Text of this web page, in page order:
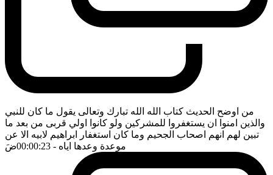
من اوضح الحديث كتاب الله الله تبارك وتعالى يقول ما كان للنبي
والذين امنوا ان يستغفروا للمشركين ولو كانوا اولي قربى من بعد ما
تبين لهم انهم اصحاب الجحيم وما كان استغفار ابراهيم لابيه الا عن
موعدة وعدها اياه - 00:00:23 ضَ